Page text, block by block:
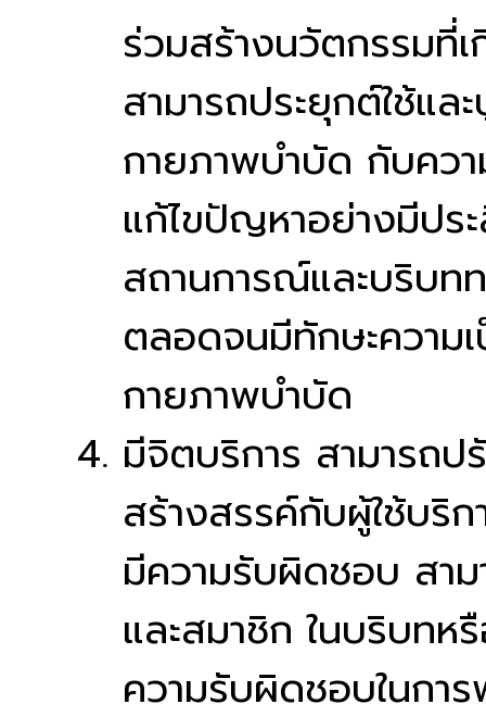
ร่วมสร้างนวัตกรรมที่
สามารถประยุกต์ใช้แล
กายภาพบำบัด กับคว
แก้ไขปัญหาอย่างมีป
สถานการณ์และบริบท
ตลอดจนมีทักษะความ
กายภาพบำบัด
มีจิตบริการ สามารถ
สร้างสรรค์กับผู้ใช้บริ
มีความรับผิดชอบ สาม
และสมาชิก ในบริบท
ความรับผิดชอบในกา